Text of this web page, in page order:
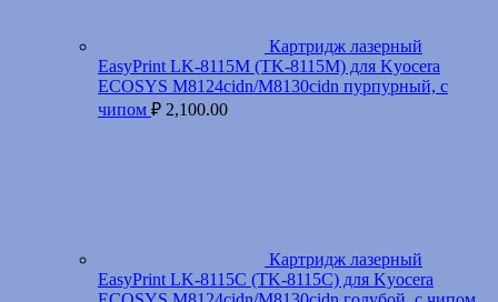
Картридж лазерный
EasyPrint LK-8115M (TK-8115M) для Kyocera
ECOSYS M8124cidn/M8130cidn пурпурный, с
чипом ₽ 2,100.00
Картридж лазерный
EasyPrint LK-8115C (TK-8115C) для Kyocera